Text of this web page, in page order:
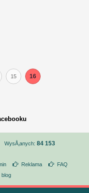
15 16
WysÅ‚anych: 84 153
Reklama
FAQ
blog